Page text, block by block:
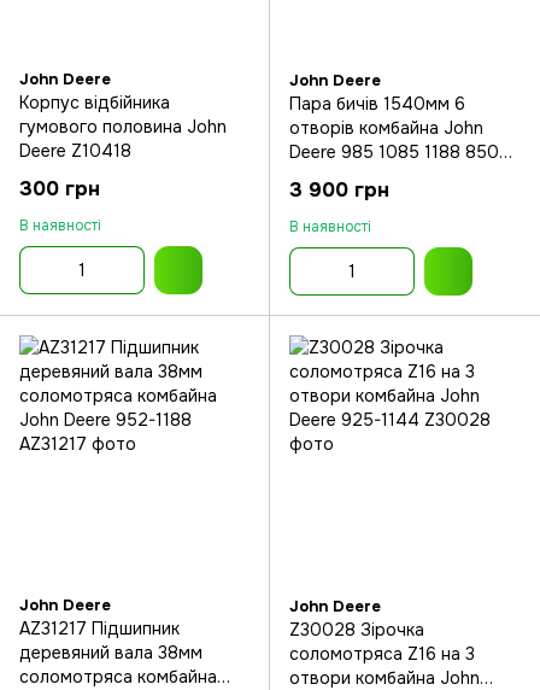
John Deere
Корпус відбійника
гумового половина John
Deere Z10418
300 грн
В наявності
John Deere
Пара бичів 1540мм 6
отворів комбайна John
Deere 985 1085 1188 8500
3 900 грн
В наявності
John Deere
AZ31217 Підшипник
деревяний вала 38мм
соломотряса комбайна
John Deere
Z30028 Зірочка
соломотряса Z16 на 3
отвори комбайна John